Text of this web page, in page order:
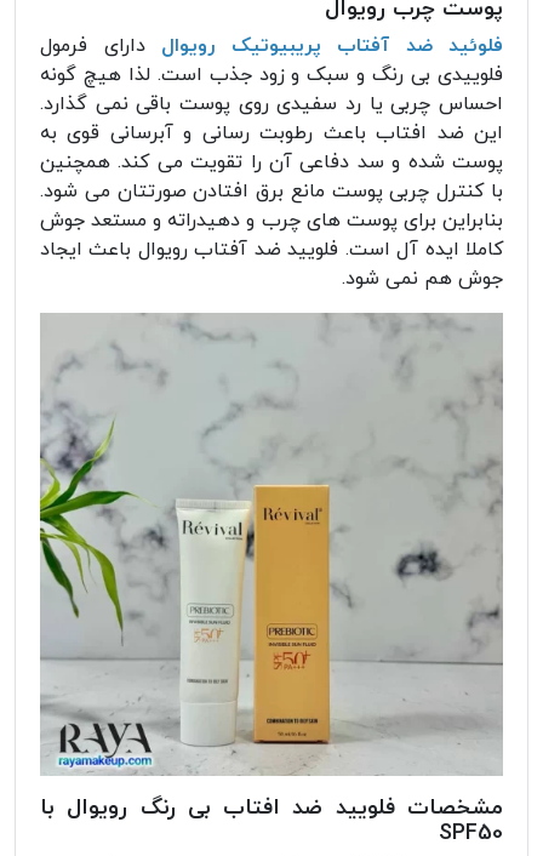
پوست چرب رویوال
فلوئید ضد آفتاب پریبیوتیک رویوال دارای فرمول
فلوییدی بی رنگ و سبک و زود جذب است. لذا هیچ گونه
احساس چربی یا رد سفیدی روی پوست باقی نمی گذارد.
این ضد افتاب باعث رطوبت رسانی و آبرسانی قوی به
پوست شده و سد دفاعی آن را تقویت می کند. همچنین
با کنترل چربی پوست مانع برق افتادن صورتتان می شود.
بنابراین برای پوست های‌ چرب و دهیدراته و مستعد جوش
کاملا ایده آل است. فلویید ضد آفتاب رویوال باعث ایجاد
جوش هم نمی شود.
مشخصات فلویید ضد افتاب بی رنگ رویوال با
SPF50